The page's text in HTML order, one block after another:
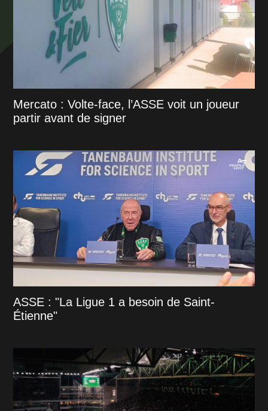
Mercato : Volte-face, l’ASSE voit un joueur
partir avant de signer
ASSE : "La Ligue 1 a besoin de Saint-
Étienne"